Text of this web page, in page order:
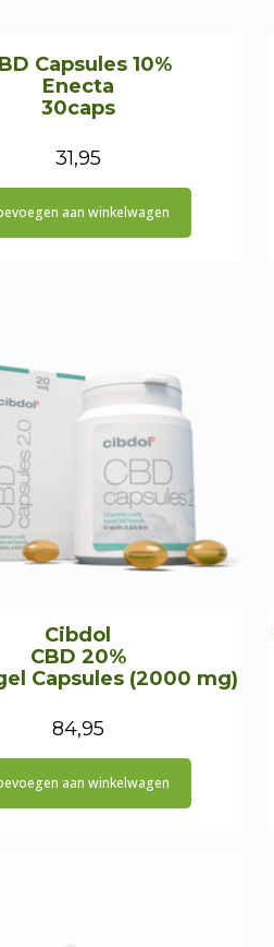
Capsules 10%
Enecta
30caps
31,95
aan winkelwagen
Cibdol
CBD 20%
Capsules (2000 mg)
84,95
aan winkelwagen